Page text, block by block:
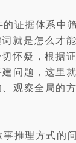
证据体系中
就是怎么才
怀疑，根据
问题，这里
观察全局的
推理方式的